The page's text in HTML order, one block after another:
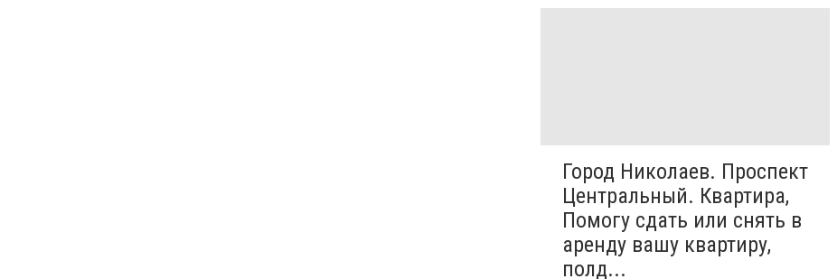
Город Николаев. Проспект
Центральный. Квартира,
Помогу сдать или снять в
аренду вашу квартиру,
полд...